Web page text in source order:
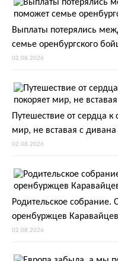
Выплаты потерялись
семье оренбургского
02.08.2026
Путешествие от сердца к
мир, не вставая с дивана
02.08.2026
Родительское собрание.
оренбуржцев
02.08.2026